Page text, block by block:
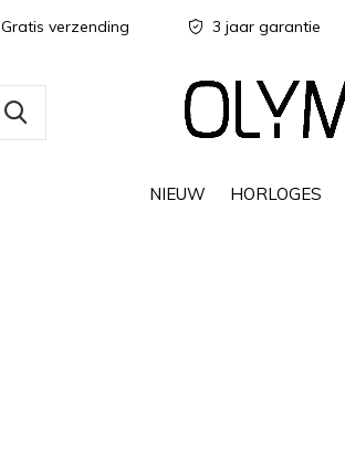
NIEUW HORLOGES
Gratis verzending 3 jaar garantie